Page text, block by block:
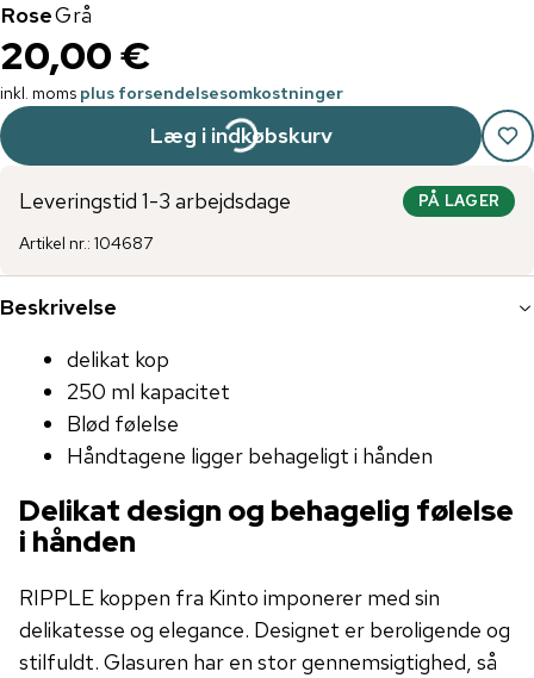
RoseGrå
20,00 €
inkl. moms plus forsendelsesomkostninger
Læg i indkøbskurv
Leveringstid 1-3 arbejdsdage PÅ LAGER
Artikel nr.: 104687
Beskrivelse
delikat kop
250 ml kapacitet
Blød følelse
Håndtagene ligger behageligt i hånden
Delikat design og behagelig følelse
i hånden
RIPPLE koppen fra Kinto imponerer med sin
delikatesse og elegance. Designet er beroligende og
stilfuldt. Glasuren har en stor gennemsigtighed, så